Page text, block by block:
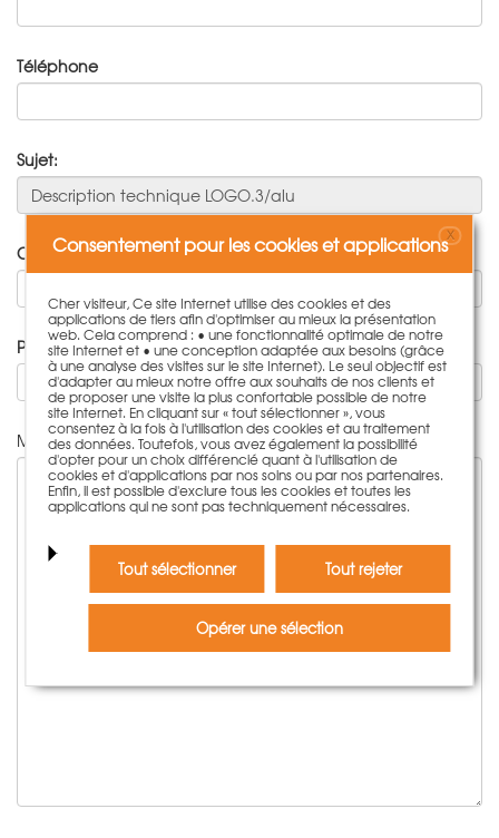
Téléphone
Sujet:
Code postal
Pays:
Message
Consentement pour les cookies et applicationsX
Cher visiteur, Ce site Internet utilise des cookies et des
applications de tiers afin d'optimiser au mieux la présentation
web. Cela comprend : • une fonctionnalité optimale de notre
site Internet et • une conception adaptée aux besoins (grâce
à une analyse des visites sur le site Internet). Le seul objectif est
d'adapter au mieux notre offre aux souhaits de nos clients et
de proposer une visite la plus confortable possible de notre
site Internet. En cliquant sur « tout sélectionner », vous
consentez à la fois à l'utilisation des cookies et au traitement
des données. Toutefois, vous avez également la possibilité
d'opter pour un choix différencié quant à l'utilisation de
cookies et d'applications par nos soins ou par nos partenaires.
Enfin, il est possible d'exclure tous les cookies et toutes les
applications qui ne sont pas techniquement nécessaires.
Tout sélectionner Tout rejeter
Opérer une sélection